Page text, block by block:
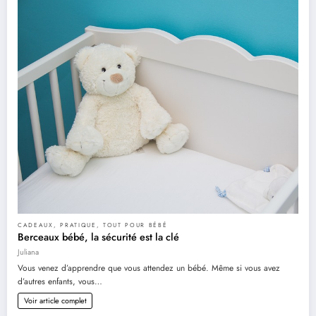
CADEAUX ,PRATIQUE , TOUT POUR BÉBÉ
Berceaux bébé, la sécurité est la clé
Juliana
Vous venez d’apprendre que vous attendez un bébé. Même si vous avez
d’autres enfants, vous…
Voir article complet